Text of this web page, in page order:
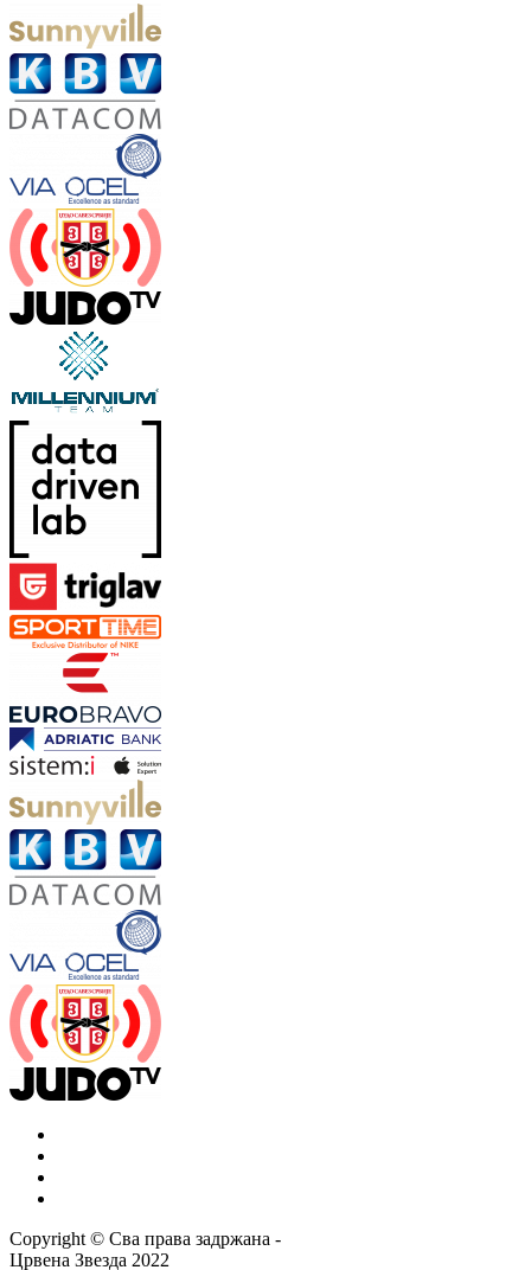
Copyright © Сва права задржана -
Црвена Звезда 2022